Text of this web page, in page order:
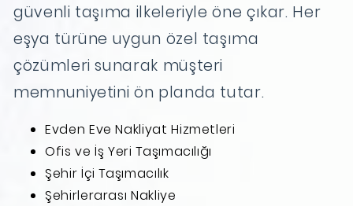
güvenli taşıma ilkeleriyle öne çıkar. Her
eşya türüne uygun özel taşıma
çözümleri sunarak müşteri
memnuniyetini ön planda tutar.
Evden Eve Nakliyat Hizmetleri
Ofis ve İş Yeri Taşımacılığı
Şehir İçi Taşımacılık
Şehirlerarası Nakliye